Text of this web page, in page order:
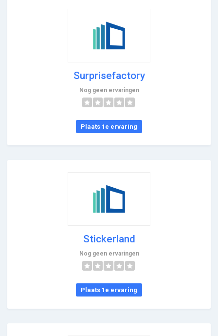
Surprisefactory
Nog geen ervaringen
Plaats 1e ervaring
Stickerland
Nog geen ervaringen
Plaats 1e ervaring